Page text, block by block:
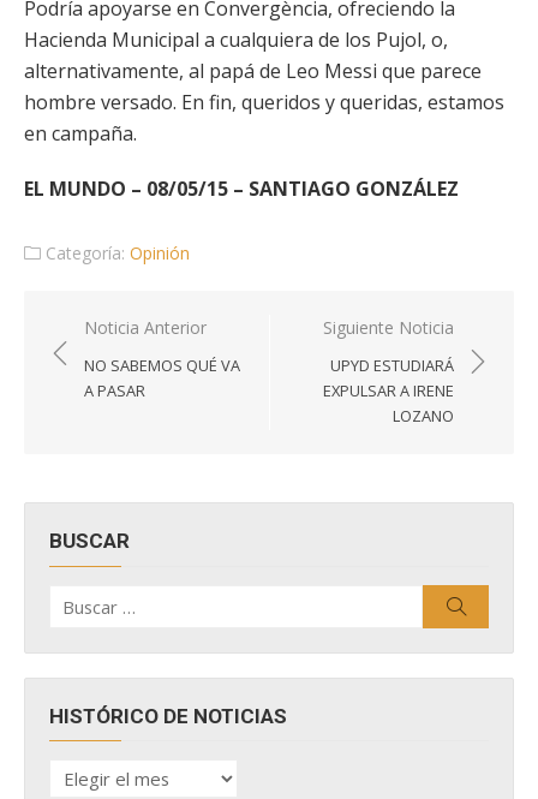
Podría apoyarse en Convergència, ofreciendo la
Hacienda Municipal a cualquiera de los Pujol, o,
alternativamente, al papá de Leo Messi que parece
hombre versado. En fin, queridos y queridas, estamos
en campaña.
EL MUNDO – 08/05/15 – SANTIAGO GONZÁLEZ
Categoría: Opinión
Navegación
de
entradas
Noticia Anterior
NO SABEMOS QUÉ VA
A PASAR
Siguiente Noticia
UPYD ESTUDIARÁ
EXPULSAR A IRENE
LOZANO
BUSCAR
por:
HISTÓRICO DE NOTICIAS
HISTÓRICO
DE